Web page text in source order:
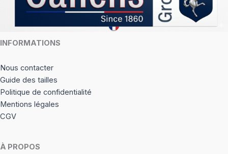
du
produit
INFORMATIONS
Nous contacter
Guide des tailles
Politique de confidentialité
Mentions légales
CGV
À PROPOS